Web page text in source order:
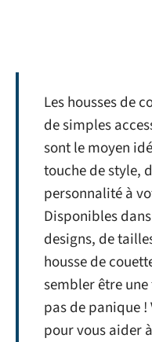
Les housses de
de simples
sont le moyen
touche de style,
personnalité à
Disponibles
designs, de
housse de
sembler être
pas de panique
pour vous aider